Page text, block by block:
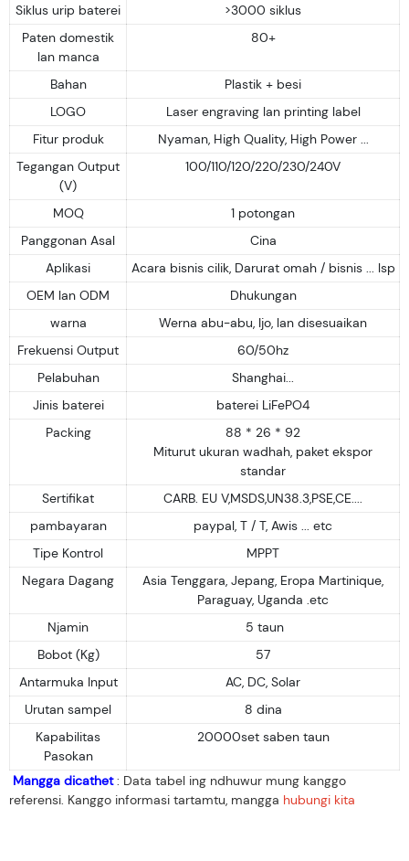
Siklus urip baterei
>3000 siklus
Paten domestik
lan manca
80+
Bahan
Plastik + besi
LOGO
Laser engraving lan printing label
Fitur produk
Nyaman, High Quality, High Power ...
Tegangan Output
(V)
100/110/120/220/230/240V
MOQ
1 potongan
Panggonan Asal
Cina
Aplikasi
Acara bisnis cilik, Darurat omah / bisnis ... lsp
OEM lan ODM
Dhukungan
warna
Werna abu-abu, Ijo, lan disesuaikan
Frekuensi Output
60/50hz
Pelabuhan
Shanghai...
Jinis baterei
baterei LiFePO4
Packing
88 * 26 * 92
Miturut ukuran wadhah, paket ekspor
standar
Sertifikat
CARB. EU V,MSDS,UN38.3,PSE,CE....
pambayaran
paypal, T / T, Awis ... etc
Tipe Kontrol
MPPT
Negara Dagang
Asia Tenggara, Jepang, Eropa Martinique,
Paraguay, Uganda .etc
Njamin
5 taun
Bobot (Kg)
57
Antarmuka Input
AC, DC, Solar
Urutan sampel
8 dina
Kapabilitas
Pasokan
20000set saben taun
Mangga dicathet: Data tabel ing ndhuwur mung kanggo
referensi. Kanggo informasi tartamtu, mangga hubungi kita